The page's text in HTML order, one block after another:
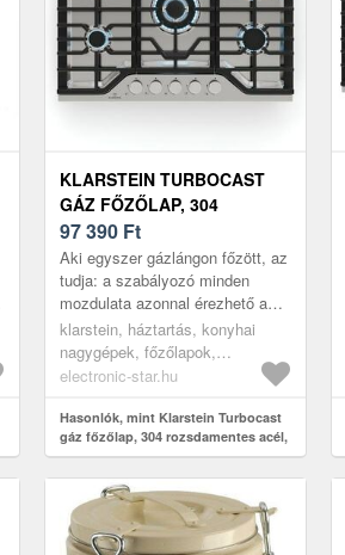
KLARSTEIN TURBOCAST
GÁZ FŐZŐLAP, 304
ROZSDAMENTES ACÉL, 5
ÉGŐ, PROFESSZIONÁLIS
ÖNTÖTTVAS TARTÓ, WOK-
ÉGŐ
97 390 Ft
Aki egyszer gázlángon főzött, az
tudja: a szabályozó minden
mozdulata azonnal érezhető a
lángon. A Klarstein Turbocast 5
égős beépíthető gázfőzőlap...
klarstein, háztartás, konyhai
nagygépek, főzőlapok,
gázfőzőlapok
electronic-star.hu
Hasonlók, mint Klarstein Turbocast
gáz főzőlap, 304 rozsdamentes acél,
5 égő, professzionális öntöttvas
tartó, wok-égő